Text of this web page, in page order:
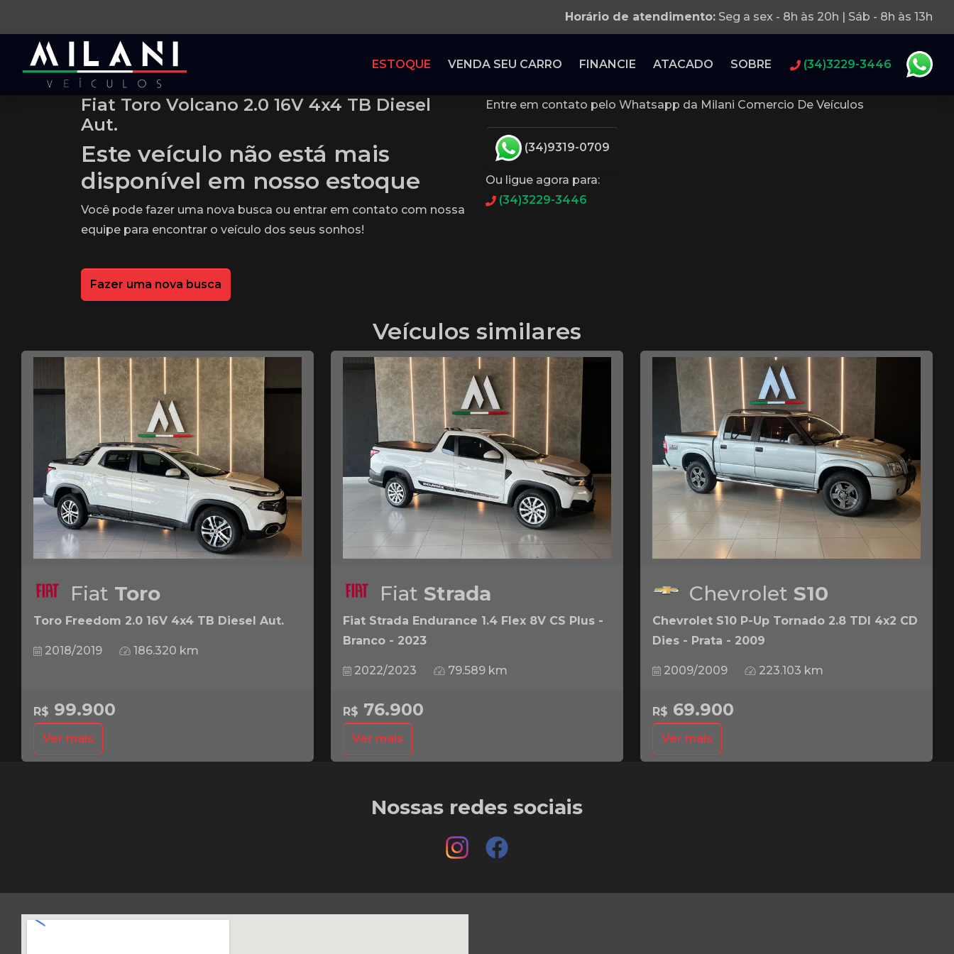
Horário de atendimento: Seg a sex - 8h às 20h | Sáb - 8h às 13h
ESTOQUE VENDA SEU CARRO FINANCIE ATACADO SOBRE (34)3229-3446
Fiat Toro Volcano 2.0 16V 4x4 TB Diesel
Aut.
Este veículo não está mais
disponível em nosso estoque
Você pode fazer uma nova busca ou entrar em contato com nossa
equipe para encontrar o veículo dos seus sonhos!
Fazer uma nova busca
Entre em contato pelo Whatsapp da Milani Comercio De Veículos
(34)9319-0709
Ou ligue agora para:
(34)3229-3446
Veículos similares
Fiat Toro
Toro Freedom 2.0 16V 4x4 TB Diesel Aut.
2018/2019 186.320 km
R$ 99.900
Ver mais
Fiat Strada
Fiat Strada Endurance 1.4 Flex 8V CS Plus -
Branco - 2023
2022/2023 79.589 km
R$ 76.900
Ver mais
Chevrolet S10
Chevrolet S10 P-Up Tornado 2.8 TDI 4x2 CD
Dies - Prata - 2009
2009/2009 223.103 km
R$ 69.900
Ver mais
Nossas redes sociais